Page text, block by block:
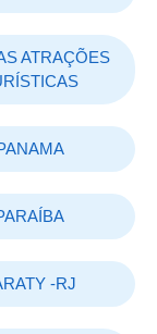
ATRAÇÕES
-RJ